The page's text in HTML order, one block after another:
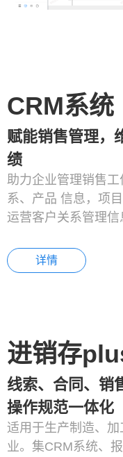
CRM系统
赋能销售管理，
绩
助力企业管理销售
系、产品 信息，项
运营客户关系管理信
详情
进销存
线索、合同、销
操作规范一体化
适用于生产制造、
业。集CRM系统、